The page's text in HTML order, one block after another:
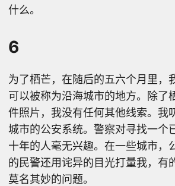
什么。
6
为了栖芒，在随后的五六个月里，
可以被称为沿海城市的地方。除了
件照片，我没有任何其他线索。我
城市的公安系统。警察对寻找一个
十年的人毫无兴趣。在一些城市，
的民警还用诧异的目光打量我，有
莫名其妙的问题。